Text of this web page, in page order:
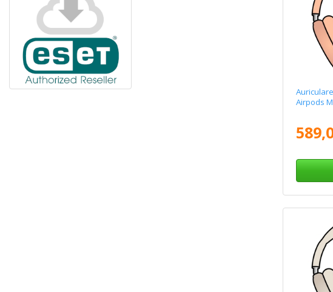
Airpods